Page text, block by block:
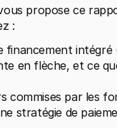
propose ce
:
financement intégré
en flèche, et ce
commises par les
stratégie de